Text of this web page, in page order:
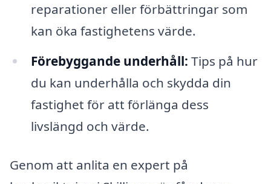
reparationer eller förbättringar som
kan öka fastighetens värde.
Förebyggande underhåll: Tips på hur
du kan underhålla och skydda din
fastighet för att förlänga dess
livslängd och värde.
Genom att anlita en expert på